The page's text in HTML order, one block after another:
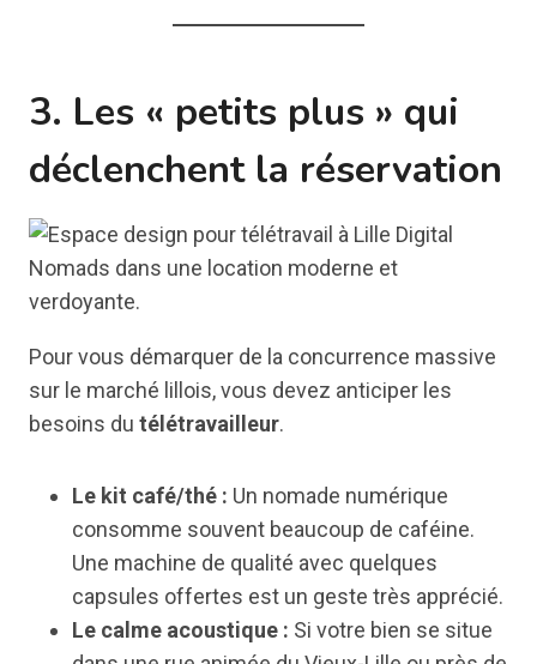
3. Les « petits plus » qui
déclenchent la réservation
Pour vous démarquer de la concurrence massive
sur le marché lillois, vous devez anticiper les
besoins du télétravailleur.
Le kit café/thé : Un nomade numérique
consomme souvent beaucoup de caféine.
Une machine de qualité avec quelques
capsules offertes est un geste très apprécié.
Le calme acoustique : Si votre bien se situe